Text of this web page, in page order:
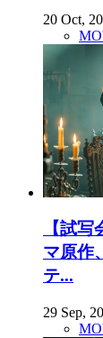
20 Oct,
【試
マ原作
テ...
29 Sep,